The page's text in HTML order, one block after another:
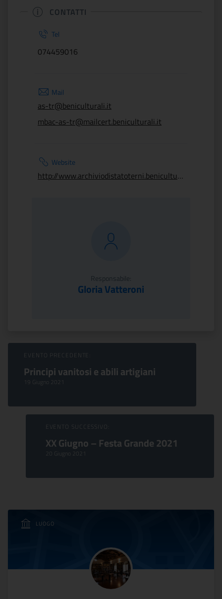
CONTATTI
Tel
074459016
Mail
as-tr@beniculturali.it
mbac-as-tr@mailcert.beniculturali.it
Website
http://www.archiviodistatoterni.beniculturali.it/
Responsabile:
Gloria Vatteroni
Sfoglia Eventi
EVENTO PRECEDENTE:
Principi vanitosi e abili artigiani
19 Giugno 2021
EVENTO SUCCESSIVO:
XX Giugno – Festa Grande 2021
20 Giugno 2021
LUOGO